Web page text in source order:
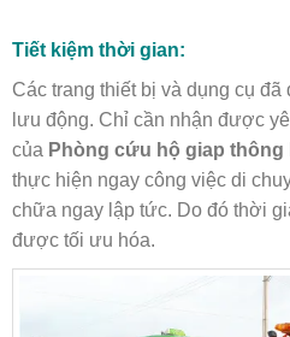
Tiết kiệm thời gian:
Các trang thiết bị và dụng cụ
lưu động. Chỉ cần nhận được
của Phòng cứu hộ giap thông
thực hiện ngay công việc di
chữa ngay lập tức. Do đó thời
được tối ưu hóa.